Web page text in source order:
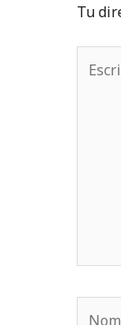
Tu
aquí...